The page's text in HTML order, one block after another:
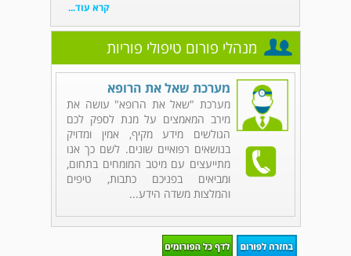
קרא עוד...
מנהלי פורום טיפולי פוריות
מערכת שאל את הרופא
מערכת "שאל את הרופא" עושה את
מירב המאמצים על מנת לספק לכם
הגולשים מידע מקיף, אמין ומדויק
בנושאים רפואיים שונים. לשם כך אנו
מתייעצים עם מיטב המומחים בתחום,
ומביאים בפניכם כתבות, טיפים
והמלצות משדה הידע...